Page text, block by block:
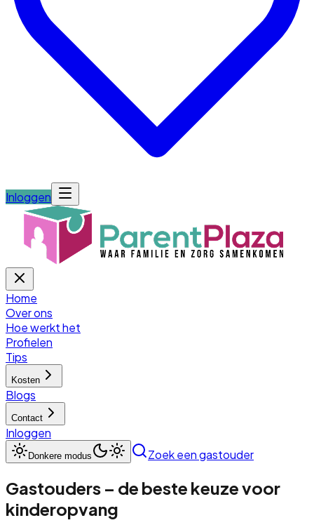
Inloggen
Home
Over ons
Hoe werkt het
Profielen
Tips
Kosten
Blogs
Contact
Inloggen
Donkere modus Zoek een gastouder
Gastouders – de beste keuze voor
kinderopvang